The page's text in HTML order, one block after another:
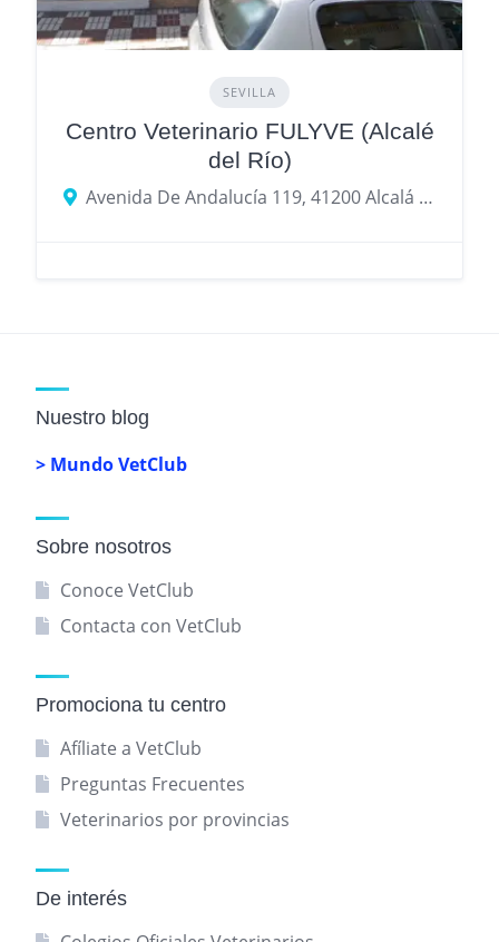
SEVILLA
Centro Veterinario FULYVE (Alcalé
del Río)
Avenida De Andalucía 119, 41200 Alcalá del Río, provincia de Sevilla, España
Nuestro blog
> Mundo VetClub
Sobre nosotros
Conoce VetClub
Contacta con VetClub
Promociona tu centro
Afíliate a VetClub
Preguntas Frecuentes
Veterinarios por provincias
De interés